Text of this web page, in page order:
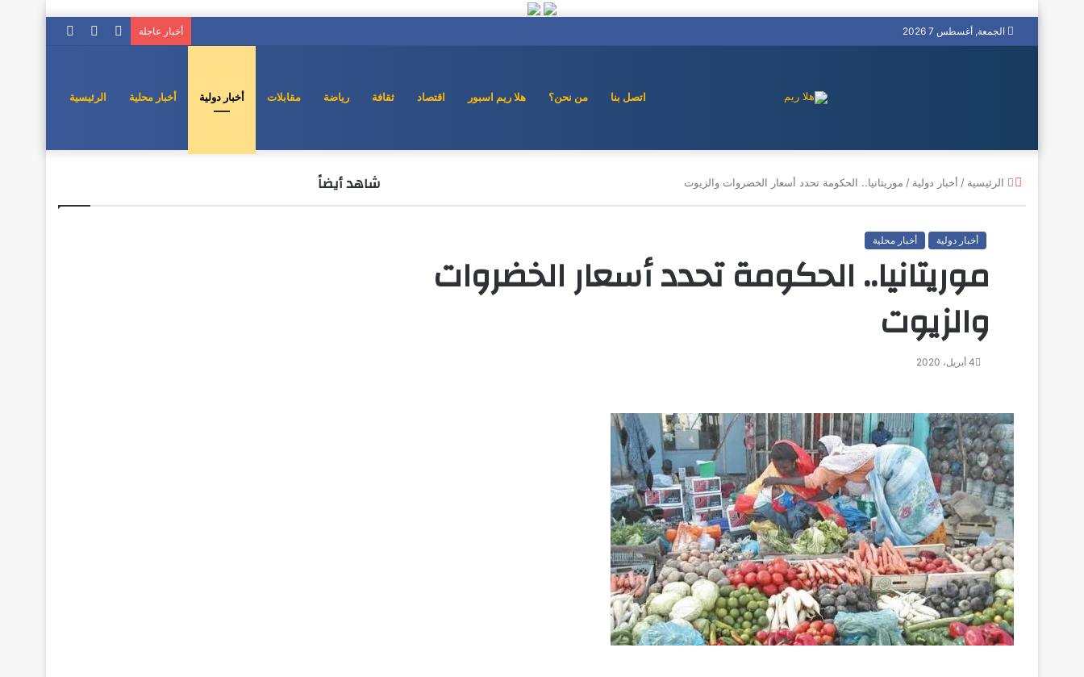
الجمعة, أغسطس 7 2026 أخبار عاجلة
إضافة مقال
الرئيسية أخبار محلية أخبار دولية مقابلات رياضة ثقافة اقتصاد هلا ريم اسبور من نحن؟ اتصل بنا
الرئيسية / أخبار دولية / موريتانيا.. الحكومة تحدد أسعار الخضروات والزيوت
أخبار دولية أخبار محلية
موريتانيا.. الحكومة تحدد أسعار الخضروات
والزيوت
4 أبريل، 2020
شاهد أيضاً إغلاق